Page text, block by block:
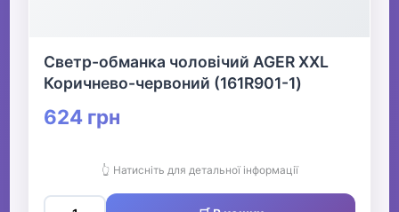
Светр-обманка чоловічий AGER XXL
Коричнево-червоний (161R901-1)
624 грн
👆 Натисніть для детальної інформації